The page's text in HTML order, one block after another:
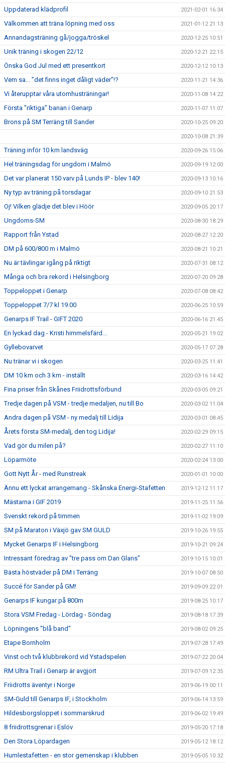
Uppdaterad klädprofil 2021-02-01 16:34
Välkommen att träna löpning med oss 2021-01-12 21:13
Annandagsträning gå/jogga/tröskel 2020-12-25 10:51
Unik träning i skogen 22/12 2020-12-21 22:15
Önska God Jul med ett presentkort 2020-12-12 10:13
Vem sa... ”det finns inget dåligt väder”!? 2020-11-21 14:36
Vi återupptar våra utomhusträningar! 2020-11-08 14:22
Första ”riktiga” banan i Genarp 2020-11-07 11:07
Brons på SM Terräng till Sander 2020-10-25 09:20
2020-10-08 21:39
Träning inför 10 km landsväg 2020-09-26 15:06
Hel träningsdag för ungdom i Malmö 2020-09-19 12:00
Det var planerat 150 varv på Lunds IP - blev 140! 2020-09-13 10:16
Ny typ av träning på torsdagar 2020-09-10 21:53
Oj! Vilken glädje det blev i Höör 2020-09-05 20:17
Ungdoms-SM 2020-08-30 18:29
Rapport från Ystad 2020-08-27 12:20
DM på 600/800 m i Malmö 2020-08-21 10:21
Nu är tävlingar igång på riktigt 2020-07-31 08:12
Många och bra rekord i Helsingborg 2020-07-20 09:28
Toppeloppet i Genarp 2020-07-08 08:42
Toppeloppet 7/7 kl 19.00 2020-06-25 10:59
Genarps IF Trail - GIFT 2020 2020-06-16 21:45
En lyckad dag - Kristi himmelsfärd... 2020-05-21 19:02
Gyllebovarvet 2020-05-17 07:28
Nu tränar vi i skogen 2020-03-25 11:41
DM 10 km och 3 km - inställt 2020-03-16 14:42
Fina priser från Skånes Friidrottsförbund 2020-03-05 09:21
Tredje dagen på VSM - tredje medaljen, nu till Bo 2020-03-02 11:04
Andra dagen på VSM - ny medalj till Lidija 2020-03-01 08:45
Årets första SM-medalj, den tog Lidija! 2020-02-29 09:15
Vad gör du milen på? 2020-02-27 11:10
Löparmöte 2020-02-24 13:00
Gott Nytt År - med Runstreak 2020-01-01 10:00
Ännu ett lyckat arrangemang - Skånska Energi-Stafetten 2019-12-12 11:17
Mästarna i GIF 2019 2019-11-25 11:56
Svenskt rekord på timmen 2019-11-02 19:09
SM på Maraton i Växjö gav SM GULD 2019-10-26 19:55
Mycket Genarps IF i Helsingborg 2019-10-21 09:24
Intressant föredrag av "tre pass om Dan Glans" 2019-10-15 10:01
Bästa höstväder på DM i Terräng 2019-10-07 08:50
Succé för Sander på GM! 2019-09-09 22:01
Genarps IF kungar på 800m 2019-08-25 10:17
Stora VSM Fredag - Lördag - Söndag 2019-08-18 17:39
Löpningens "blå band" 2019-08-02 09:25
Etape Bornholm 2019-07-28 17:49
Vinst och två klubbrekord vid Ystadspelen 2019-07-22 20:04
RM Ultra Trail i Genarp är avgjort 2019-07-09 12:35
Friidrotts äventyr i Norge 2019-06-19 00:11
SM-Guld till Genarps IF, i Stockholm 2019-06-14 13:59
Hildesborgsloppet i sommarskrud 2019-06-02 19:49
8 friidrottsgrenar i Eslöv 2019-05-20 17:18
Den Stora Löpardagen 2019-05-12 18:12
Humlestafetten - en stor gemenskap i klubben 2019-05-05 10:32